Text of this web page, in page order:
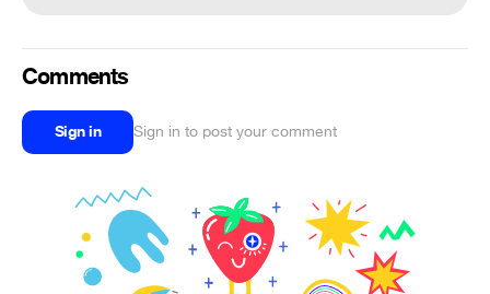
Comments
Sign in Sign in to post your comment